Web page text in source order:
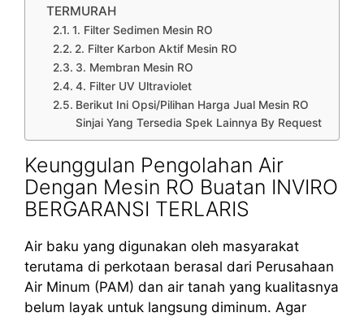
TERMURAH
1. Filter Sedimen Mesin RO
2. Filter Karbon Aktif Mesin RO
3. Membran Mesin RO
4. Filter UV Ultraviolet
Berikut Ini Opsi/Pilihan Harga Jual Mesin RO
Sinjai Yang Tersedia Spek Lainnya By Request
Keunggulan Pengolahan Air
Dengan Mesin RO Buatan INVIRO
BERGARANSI TERLARIS
Air baku yang digunakan oleh masyarakat
terutama di perkotaan berasal dari Perusahaan
Air Minum (PAM) dan air tanah yang kualitasnya
belum layak untuk langsung diminum. Agar